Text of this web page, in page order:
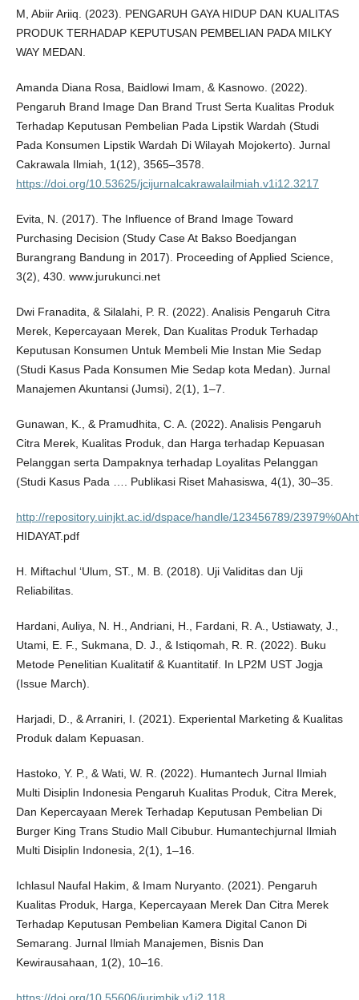
M, Abiir Ariiq. (2023). PENGARUH GAYA HIDUP DAN KUALITAS
PRODUK TERHADAP KEPUTUSAN PEMBELIAN PADA MILKY
WAY MEDAN.
Amanda Diana Rosa, Baidlowi Imam, & Kasnowo. (2022).
Pengaruh Brand Image Dan Brand Trust Serta Kualitas Produk
Terhadap Keputusan Pembelian Pada Lipstik Wardah (Studi
Pada Konsumen Lipstik Wardah Di Wilayah Mojokerto). Jurnal
Cakrawala Ilmiah, 1(12), 3565–3578.
https://doi.org/10.53625/jcijurnalcakrawalailmiah.v1i12.3217
Evita, N. (2017). The Influence of Brand Image Toward
Purchasing Decision (Study Case At Bakso Boedjangan
Burangrang Bandung in 2017). Proceeding of Applied Science,
3(2), 430. www.jurukunci.net
Dwi Franadita, & Silalahi, P. R. (2022). Analisis Pengaruh Citra
Merek, Kepercayaan Merek, Dan Kualitas Produk Terhadap
Keputusan Konsumen Untuk Membeli Mie Instan Mie Sedap
(Studi Kasus Pada Konsumen Mie Sedap kota Medan). Jurnal
Manajemen Akuntansi (Jumsi), 2(1), 1–7.
Gunawan, K., & Pramudhita, C. A. (2022). Analisis Pengaruh
Citra Merek, Kualitas Produk, dan Harga terhadap Kepuasan
Pelanggan serta Dampaknya terhadap Loyalitas Pelanggan
(Studi Kasus Pada …. Publikasi Riset Mahasiswa, 4(1), 30–35.
http://repository.uinjkt.ac.id/dspace/handle/123456789/
HIDAYAT.pdf
H. Miftachul ‘Ulum, ST., M. B. (2018). Uji Validitas dan Uji
Reliabilitas.
Hardani, Auliya, N. H., Andriani, H., Fardani, R. A., Ustiawaty, J.,
Utami, E. F., Sukmana, D. J., & Istiqomah, R. R. (2022). Buku
Metode Penelitian Kualitatif & Kuantitatif. In LP2M UST Jogja
(Issue March).
Harjadi, D., & Arraniri, I. (2021). Experiental Marketing & Kualitas
Produk dalam Kepuasan.
Hastoko, Y. P., & Wati, W. R. (2022). Humantech Jurnal Ilmiah
Multi Disiplin Indonesia Pengaruh Kualitas Produk, Citra Merek,
Dan Kepercayaan Merek Terhadap Keputusan Pembelian Di
Burger King Trans Studio Mall Cibubur. Humantechjurnal Ilmiah
Multi Disiplin Indonesia, 2(1), 1–16.
Ichlasul Naufal Hakim, & Imam Nuryanto. (2021). Pengaruh
Kualitas Produk, Harga, Kepercayaan Merek Dan Citra Merek
Terhadap Keputusan Pembelian Kamera Digital Canon Di
Semarang. Jurnal Ilmiah Manajemen, Bisnis Dan
Kewirausahaan, 1(2), 10–16.